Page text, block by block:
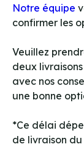
Notre équipe
confirmer les
Veuillez
deux
avec nos
une bonne
*Ce délai
de livraison